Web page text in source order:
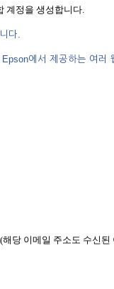
계정을 생성합니다.
다.
에서 제공하는 여러
당 이메일 주소도 수신된